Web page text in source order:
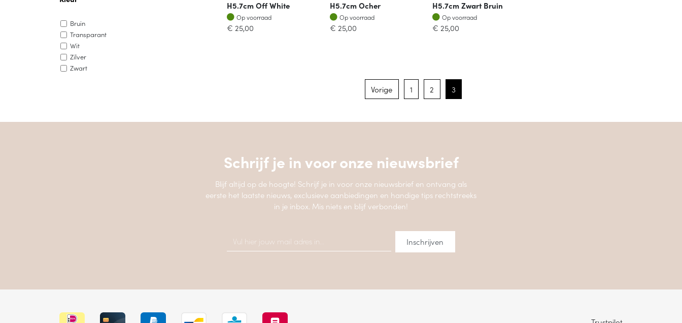
Bruin
Transparant
Wit
Zilver
Zwart
H5.7cm Off White
Op voorraad
Op voorraad
€ 25,00
H5.7cm Ocher
Op voorraad
Op voorraad
€ 25,00
H5.7cm Zwart Bruin
Op voorraad
Op voorraad
€ 25,00
Vorige 1 2 3
Schrijf je in voor onze nieuwsbrief
Blijf altijd op de hoogte! Schrijf je in voor onze nieuwsbrief en ontvang als
eerste het laatste nieuws, exclusieve aanbiedingen en handige tips rechtstreeks
in je inbox. Mis niets en blijf verbonden!